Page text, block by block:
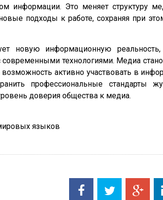
информации. Это меняет структуру
подходы к работе, сохраняя при
новую информационную
технологиями. Медиа
активно участвовать в
профессиональные стандарты
доверия общества к медиа.
языков